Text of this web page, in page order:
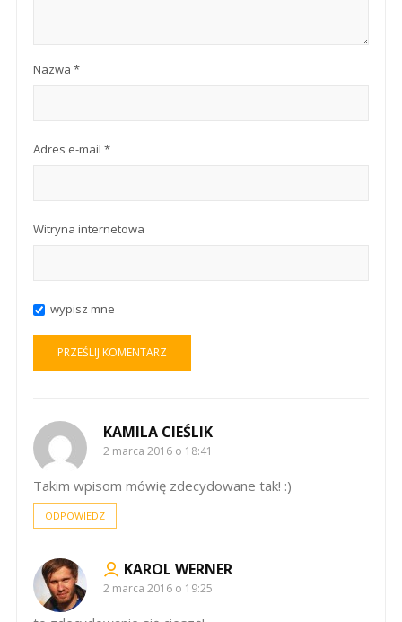
Nazwa *
Adres e-mail *
Witryna internetowa
wypisz mne
KAMILA CIEŚLIK
2 marca 2016 o 18:41
Takim wpisom mówię zdecydowane tak! :)
ODPOWIEDZ
KAROL WERNER
2 marca 2016 o 19:25